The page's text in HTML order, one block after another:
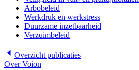
Arbobeleid
Werkdruk en werkstress
Duurzame inzetbaarheid
Verzuimbeleid
Overzicht publicaties
Over Voion